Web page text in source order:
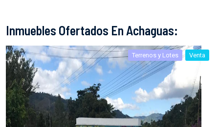
Inmuebles Ofertados En Achaguas:
Terrenos y Lotes Venta